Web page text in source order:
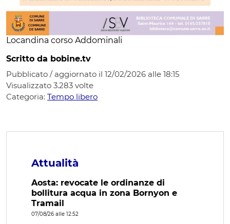
Locandina corso Addominali
Scritto da bobine.tv
Pubblicato / aggiornato il 12/02/2026 alle 18:15
Visualizzato 3.283 volte
Categoria: Tempo libero
Attualità
Aosta: revocate le ordinanze di
bollitura acqua in zona Bornyon e
Tramail
07/08/26 alle 12:52